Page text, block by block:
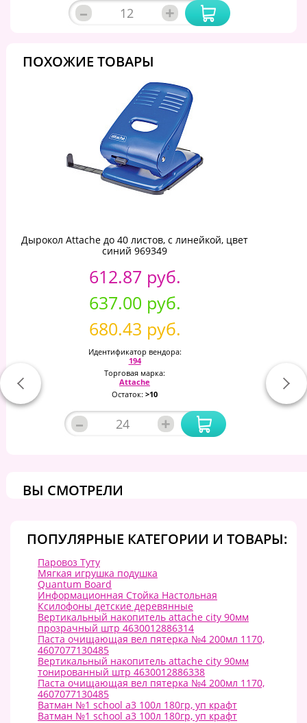
– +
ПОХОЖИЕ ТОВАРЫ
Дырокол Attache до 40 листов, с линейкой, цвет
синий 969349
612.87 руб.
637.00 руб.
680.43 руб.
Идентификатор вендора:
194
Торговая марка:
Attache
Остаток: >10
– +
ВЫ СМОТРЕЛИ
ПОПУЛЯРНЫЕ КАТЕГОРИИ И ТОВАРЫ:
Паровоз Туту
Мягкая игрушка подушка
Quantum Board
Информационная Стойка Настольная
Ксилофоны детские деревянные
Вертикальный накопитель attache city 90мм
прозрачный штр 4630012886314
Паста очищающая вел пятерка №4 200мл 1170,
4607077130485
Вертикальный накопитель attache city 90мм
тонированный штр 4630012886338
Паста очищающая вел пятерка №4 200мл 1170,
4607077130485
Ватман №1 school а3 100л 180гр, уп крафт
Ватман №1 school а3 100л 180гр, уп крафт